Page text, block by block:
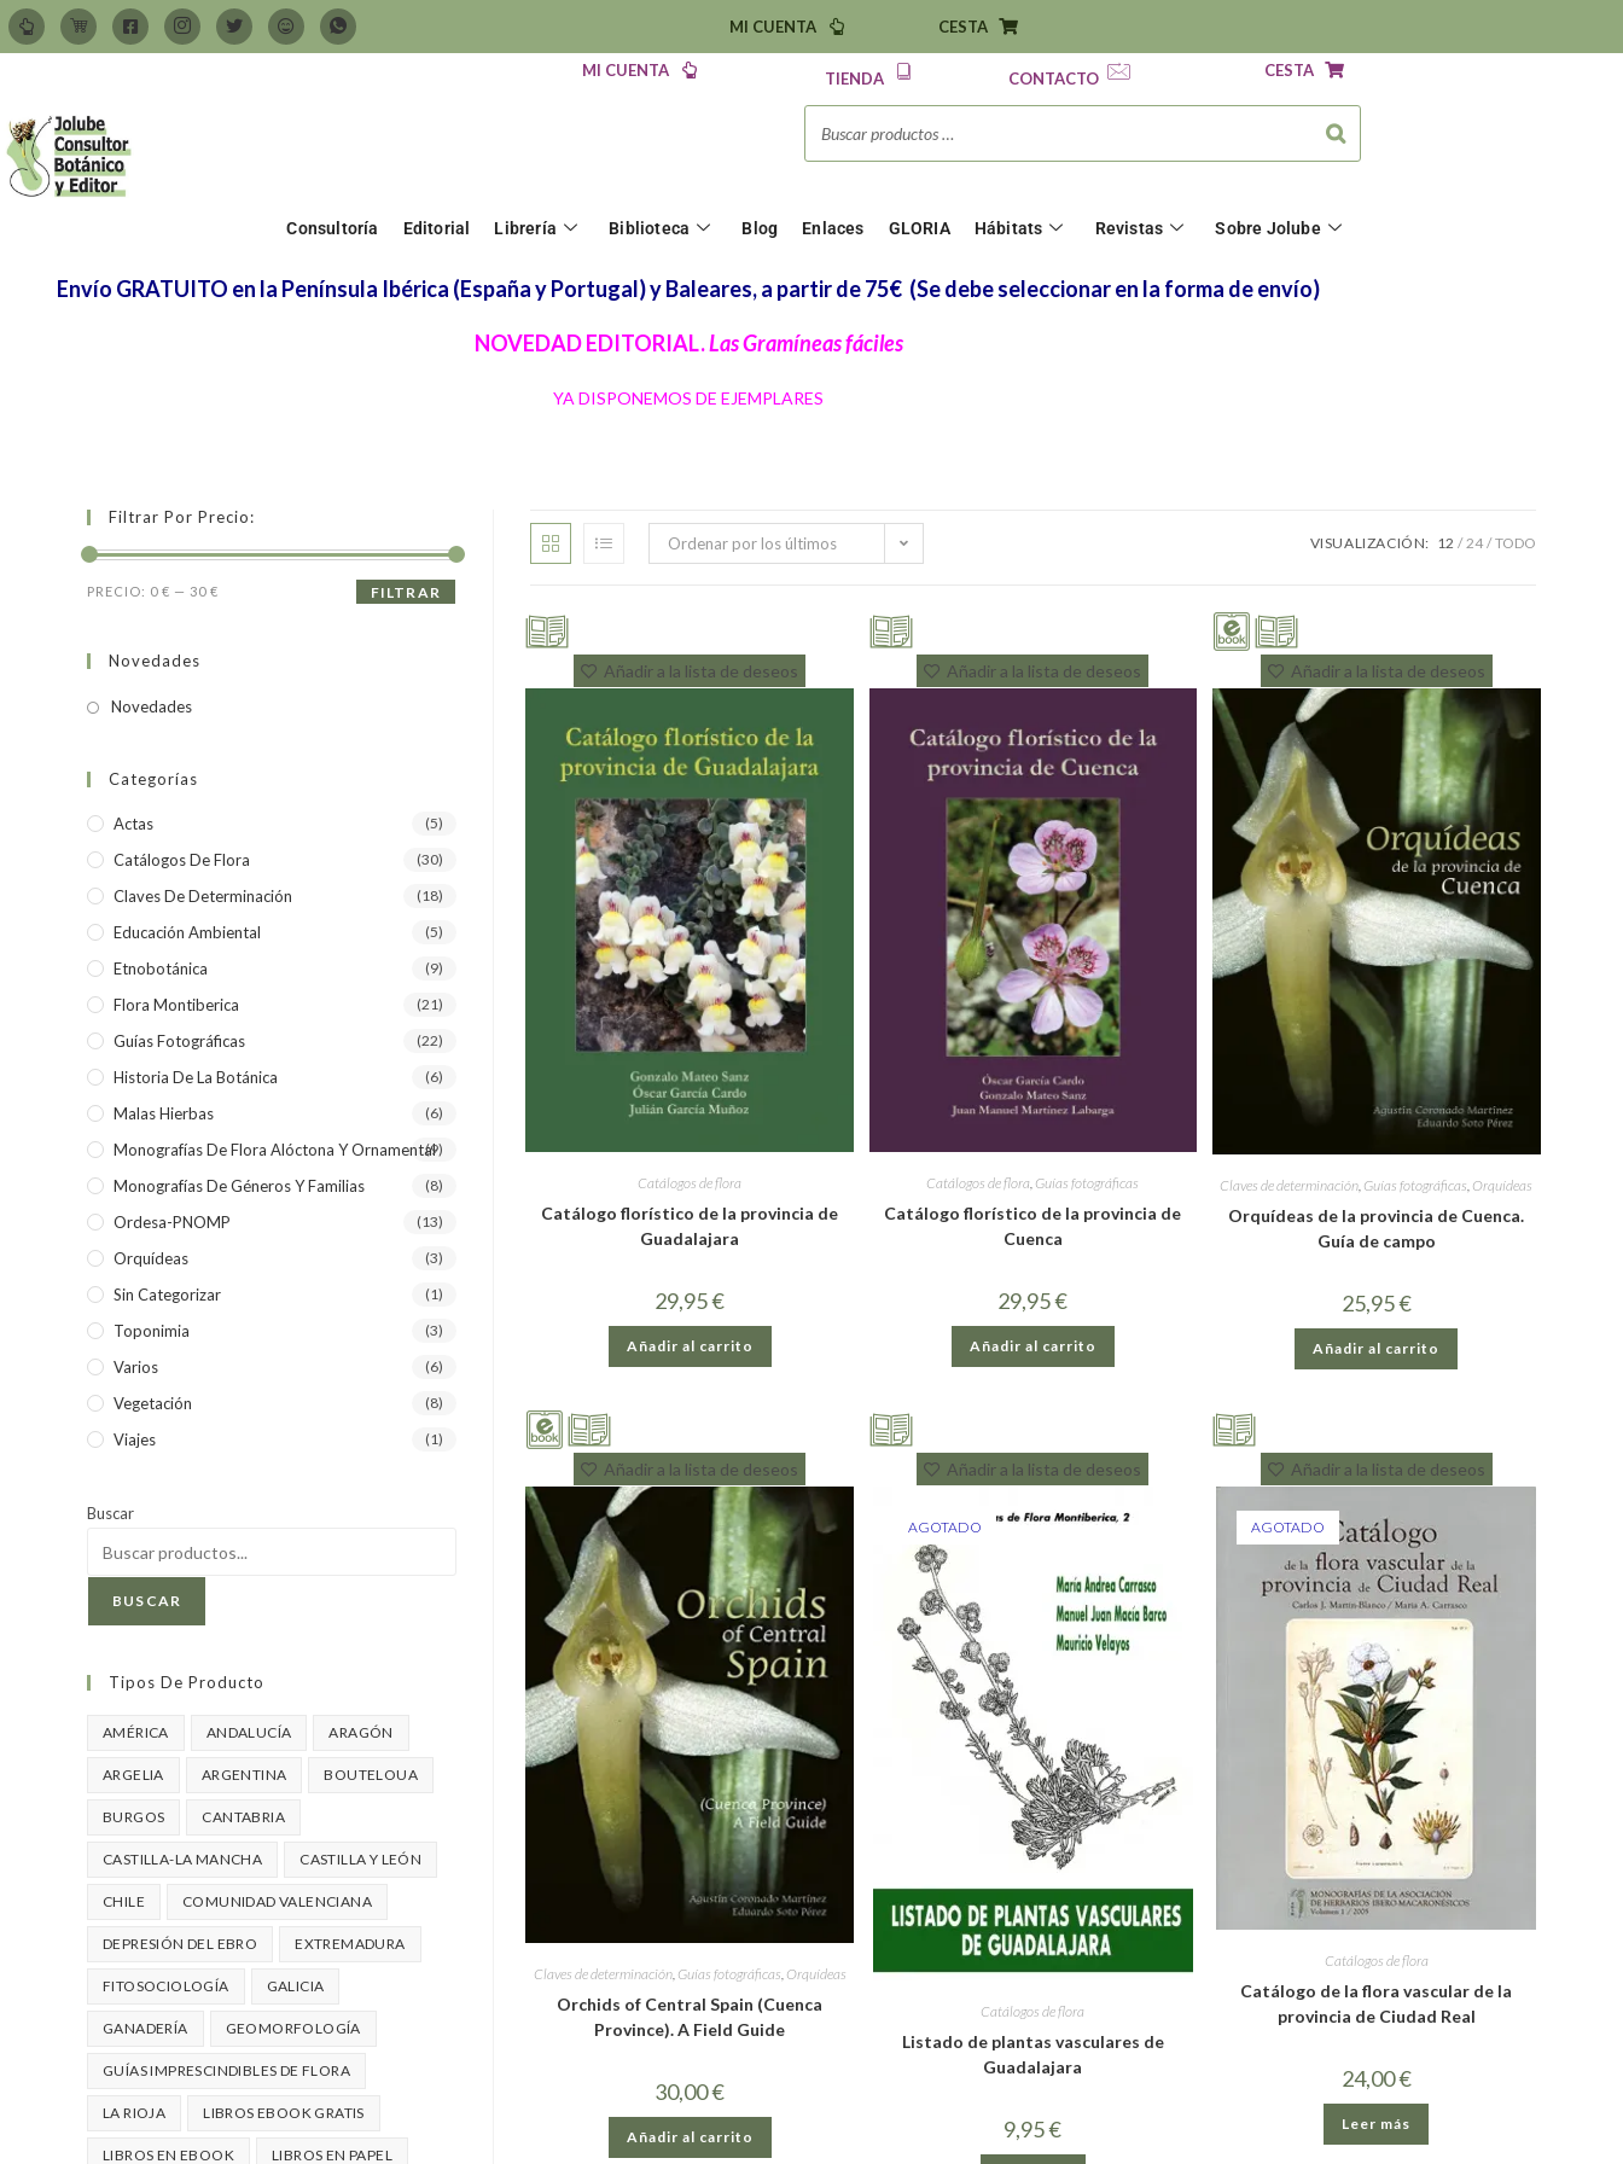
MI CUENTA CESTA
MI CUENTA TIENDA CONTACTO CESTA
Consultoría Editorial Librería Biblioteca Blog Enlaces GLORIA Hábitats Revistas Sobre Jolube
Envío GRATUITO en la Península Ibérica (España y Portugal) y Baleares, a partir de 75€ (Se debe seleccionar en la forma de envío)
NOVEDAD EDITORIAL.Las Gramíneas fáciles
YA DISPONEMOS DE EJEMPLARES
Ordenar por los últimos VISUALIZACIÓN: 12 24 TODO
Añadir a la lista de deseos
Catálogos de flora
Catálogo florístico de la provincia de
Guadalajara
29,95€
Añadir al carrito
Añadir a la lista de deseos
Catálogos de flora Guías fotográficas
Catálogo florístico de la provincia de
Cuenca
29,95€
Añadir al carrito
Añadir a la lista de deseos
Claves de determinación Guías fotográficas Orquídeas
Orquídeas de la provincia de Cuenca.
Guía de campo
25,95€
Añadir al carrito
Añadir a la lista de deseos
Claves de determinación, Guías fotográficas Orquídeas
Orchids of Central Spain (Cuenca
Province). A Field Guide
30,00€
Añadir al carrito
Añadir a la lista de deseos
AGOTADO
Catálogos de flora
Listado de plantas vasculares de
Guadalajara
9,95€
Añadir a la lista de deseos
AGOTADO
Catálogos de flora
Catálogo de la flora vascular de la
provincia de Ciudad Real
24,00€
Leer más
Filtrar Por Precio:
FILTRAR
PRECIO: 0 € — 30 €
Novedades
Novedades
Categorías
Actas (5)
Catálogos De Flora (30)
Claves De Determinación (18)
Educación Ambiental (5)
Etnobotánica (9)
Flora Montiberica (21)
Guías Fotográficas (22)
Historia De La Botánica (6)
Malas Hierbas (6)
Monografías De Flora Alóctona Y Ornamental(9)
Monografías De Géneros Y Familias (8)
Ordesa-PNOMP (13)
Orquídeas (3)
Sin Categorizar (1)
Toponimia (3)
Varios (6)
Vegetación (8)
Viajes (1)
Buscar
BUSCAR
Tipos De Producto
AMÉRICA ANDALUCÍA ARAGÓN
ARGELIA ARGENTINA BOUTELOUA
BURGOS CANTABRIA
CASTILLA-LA MANCHA CASTILLA Y LEÓN
CHILE COMUNIDAD VALENCIANA
DEPRESIÓN DEL EBRO EXTREMADURA
FITOSOCIOLOGÍA GALICIA
GANADERÍA GEOMORFOLOGÍA
GUÍAS IMPRESCINDIBLES DE FLORA
LA RIOJA LIBROS EBOOK GRATIS
LIBROS EN EBOOK LIBROS EN PAPEL